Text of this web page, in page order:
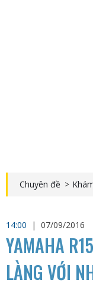
Chuyên đề >
14:00
| 07/09/2016
YAMAHA
LÀNG VỚI